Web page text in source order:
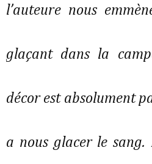
l’auteure nous
glaçant dans la
décor est absolument
a nous glacer le sang.